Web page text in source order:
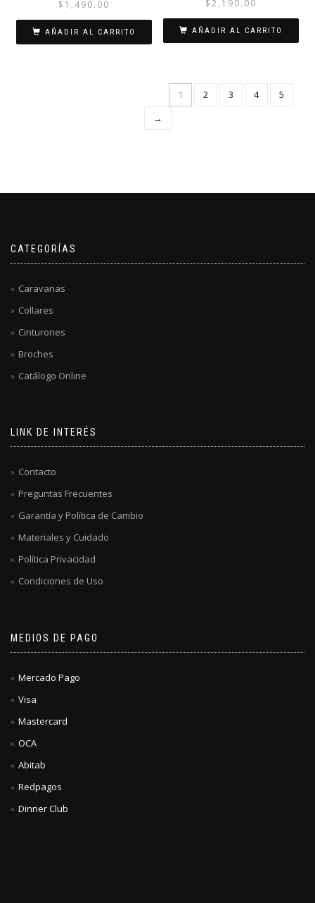
$ 1,490.00
AÑADIR AL CARRITO
$2,190.00
AÑADIR AL CARRITO
1 2 3 4
5
→
CATEGORÍAS
Caravanas
Collares
Cinturones
Broches
Catálogo Online
LINK DE INTERÉS
Contacto
Preguntas Frecuentes
Garantía y Política de Cambio
Materiales y Cuidado
Política Privacidad
Condiciones de Uso
MEDIOS DE PAGO
Mercado Pago
Visa
Mastercard
OCA
Abitab
Redpagos
Dinner Club